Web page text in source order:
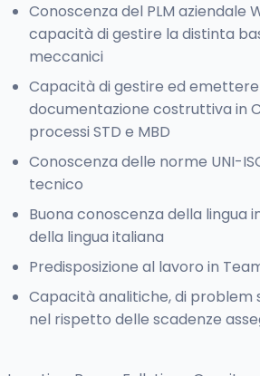
Conoscenza del PLM aziendale
capacità di gestire la distinta
meccanici
Capacità di gestire ed
documentazione costruttiva in
processi STD e MBD
Conoscenza delle norme UNI-
tecnico
Buona conoscenza della lingua
della lingua italiana
Predisposizione al lavoro in
Capacità analitiche, di problem
nel rispetto delle scadenze